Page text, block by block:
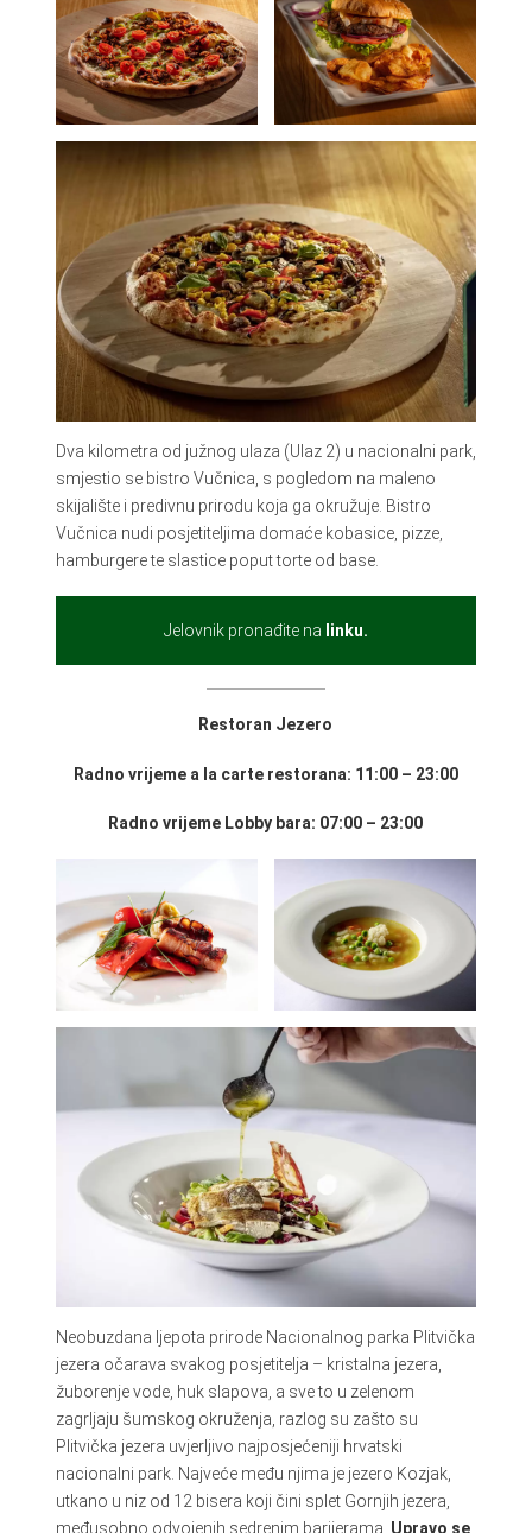
Dva kilometra od južnog ulaza (Ulaz 2) u nacionalni park,
smjestio se bistro Vučnica, s pogledom na maleno
skijalište i predivnu prirodu koja ga okružuje. Bistro
Vučnica nudi posjetiteljima domaće kobasice, pizze,
hamburgere te slastice poput torte od base.
Jelovnik pronađite na linku.
Restoran Jezero
Radno vrijeme a la carte restorana: 11:00 – 23:00
Radno vrijeme Lobby bara: 07:00 – 23:00
Neobuzdana ljepota prirode Nacionalnog parka Plitvička
jezera očarava svakog posjetitelja – kristalna jezera,
žuborenje vode, huk slapova, a sve to u zelenom
zagrljaju šumskog okruženja, razlog su zašto su
Plitvička jezera uvjerljivo najposjećeniji hrvatski
nacionalni park. Najveće među njima je jezero Kozjak,
utkano u niz od 12 bisera koji čini splet Gornjih jezera,
međusobno odvojenih sedrenim barijerama. Upravo se